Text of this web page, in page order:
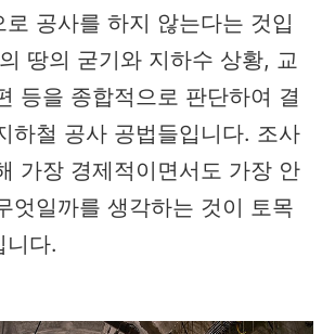
로 공사를 하지 않는다는 것입
땅의 굳기와 지하수 상황, 교
등을 종합적으로 판단하여 결
하철 공사 공법들입니다. 조사
가장 경제적이면서도 가장 안
엇일까를 생각하는 것이 토목
니다.